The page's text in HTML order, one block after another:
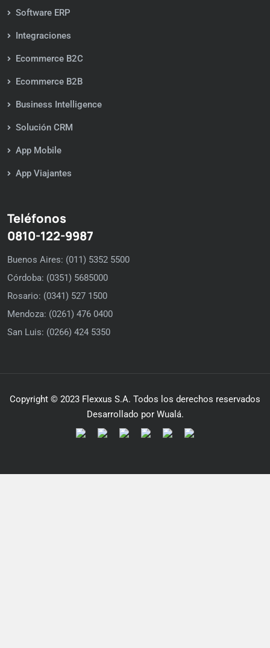
Software ERP
Integraciones
Ecommerce B2C
Ecommerce B2B
Business Intelligence
Solución CRM
App Mobile
App Viajantes
Teléfonos
0810-122-9987
Buenos Aires: (011) 5352 5500
Córdoba: (0351) 5685000
Rosario: (0341) 527 1500
Mendoza: (0261) 476 0400
San Luis: (0266) 424 5350
Copyright © 2023 Flexxus S.A. Todos los derechos reservados
Desarrollado por Wualá.